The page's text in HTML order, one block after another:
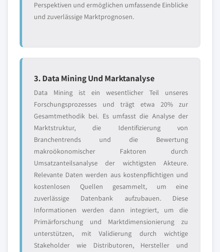
Perspektiven und ermöglichen umfassende Einblicke
und zuverlässige Marktprognosen.
3. Data Mining Und Marktanalyse
Data Mining ist ein wesentlicher Teil unseres
Forschungsprozesses und trägt etwa 20% zur
Gesamtmethodik bei. Es umfasst die Analyse der
Marktstruktur, die Identifizierung von
Branchentrends und die Bewertung
makroökonomischer Faktoren durch
Umsatzanteilsanalyse der wichtigsten Akteure.
Relevante Daten werden aus kostenpflichtigen und
kostenlosen Quellen gesammelt, um eine
zuverlässige Datenbank aufzubauen. Diese
Informationen werden dann integriert, um die
Primärforschung und Marktdimensionierung zu
unterstützen, mit Validierung durch wichtige
Stakeholder wie Distributoren, Hersteller und